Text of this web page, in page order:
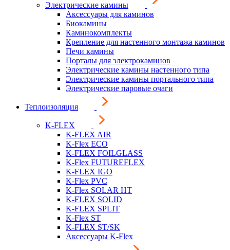
Электрические камины
Аксессуары для каминов
Биокамины
Каминокомплекты
Крепление для настенного монтажа каминов
Печи камины
Порталы для электрокаминов
Электрические камины настенного типа
Электрические камины портального типа
Электрические паровые очаги
Теплоизоляция
K-FLEX
K-FLEX AIR
K-Flex ECO
K-FLEX FOILGLASS
K-Flex FUTUREFLEX
K-FLEX IGO
K-Flex PVC
K-Flex SOLAR HT
K-FLEX SOLID
K-FLEX SPLIT
K-Flex ST
K-FLEX ST/SK
Аксессуары K-Flex